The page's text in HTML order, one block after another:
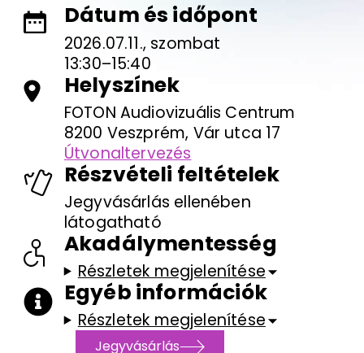
Dátum és időpont
2026.07.11., szombat
13:30–15:40
Helyszínek
FOTON Audiovizuális Centrum
8200 Veszprém, Vár utca 17
Útvonaltervezés
Részvételi feltételek
Jegyvásárlás ellenében
látogatható
Akadálymentesség
Részletek megjelenítése
Egyéb információk
Részletek megjelenítése
Jegyvásárlás